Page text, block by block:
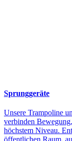
Sprunggeräte
Unsere Trampoline
verbinden
höchstem Niveau.